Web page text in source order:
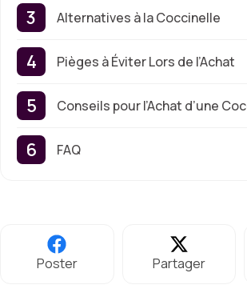
Alternatives à la Coccinelle
Pièges à Éviter Lors de l’Achat
Conseils pour l’Achat d’une
FAQ
Poster Partager